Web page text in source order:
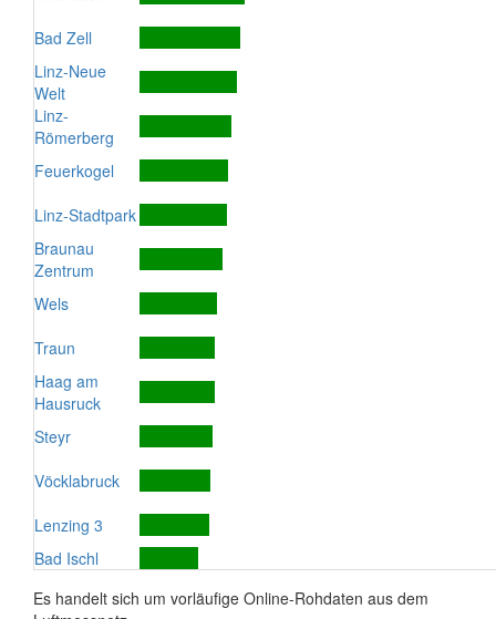
Bad Zell
Linz-Neue
Welt
Linz-
Römerberg
Feuerkogel
Linz-Stadtpark
Braunau
Zentrum
Wels
Traun
Haag am
Hausruck
Steyr
Vöcklabruck
Lenzing 3
Bad Ischl
Es handelt sich um vorläufige Online-Rohdaten aus dem